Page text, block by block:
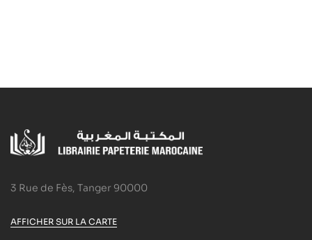
3 Rue de Fès, Tanger 90000
AFFICHER SUR LA CARTE